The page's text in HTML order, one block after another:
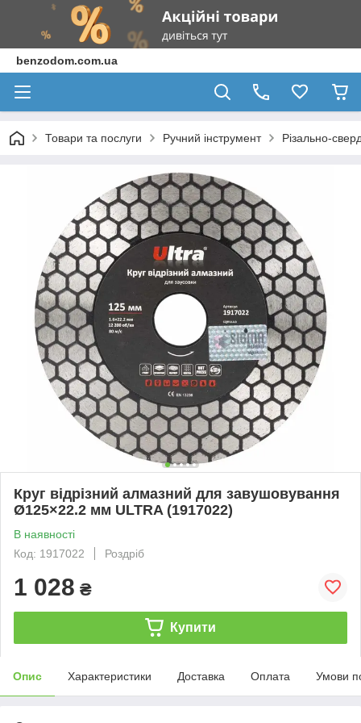
benzodom.com.ua
Товари та послуги Ручний інструмент Різально-
Круг відрізний алмазний для завушовування
Ø125×22.2 мм ULTRA (1917022)
В наявності
Код: 1917022
Роздріб
1 028 ₴
Купити
Опис Характеристики Доставка Оплата Умови